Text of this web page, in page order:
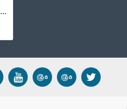
INABA Churu sos za pse - Piletina i sir 4x14g